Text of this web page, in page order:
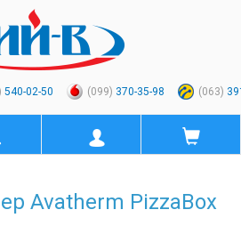
540-02-50 (099) 370-35-98 (063)
Avatherm PizzaBox